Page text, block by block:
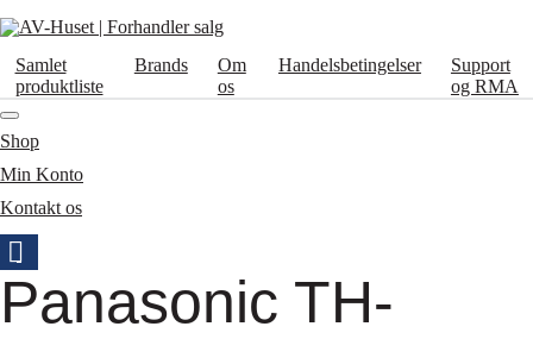
Samlet
produktliste
Brands
Om
os
Handelsbetingelser
Support
og RMA
Shop
Min Konto
Kontakt os
Panasonic TH-